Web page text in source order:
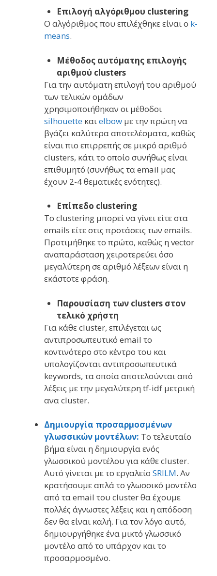
Επιλογή αλγόριθμου clustering
Ο αλγόριθμος που επιλέχθηκε είναι ο k-
means.
Μέθοδος αυτόματης επιλογής
αριθμού clusters
Για την αυτόματη επιλογή του αριθμού
των τελικών ομάδων
χρησιμοποιήθηκαν οι μέθοδοι
silhouette καιelbow με την πρώτη να
βγάζει καλύτερα αποτελέσματα, καθώς
είναι πιο επιρρεπής σε μικρό αριθμό
clusters, κάτι το οποίο συνήθως είναι
επιθυμητό (συνήθως τα email μας
έχουν 2-4 θεματικές ενότητες).
Επίπεδο clustering
Το clustering μπορεί να γίνει είτε στα
emails είτε στις προτάσεις των emails.
Προτιμήθηκε το πρώτο, καθώς η vector
αναπαράσταση χειροτερεύει όσο
μεγαλύτερη σε αριθμό λέξεων είναι η
εκάστοτε φράση.
Παρουσίαση των clusters στον
τελικό χρήστη
Για κάθε cluster, επιλέγεται ως
αντιπροσωπευτικό email το
κοντινότερο στο κέντρο του και
υπολογίζονται αντιπροσωπευτικά
keywords, τα οποία αποτελούνται από
λέξεις με την μεγαλύτερη tf-idf μετρική
ανα cluster.
Δημιουργία προσαρμοσμένων
γλωσσικών μοντέλων: Το τελευταίο
βήμα είναι η δημιουργία ενός
γλωσσικού μοντέλου για κάθε cluster.
Αυτό γίνεται με το εργαλείο SRILM. Αν
κρατήσουμε απλά το γλωσσικό μοντέλο
από τα email του cluster θα έχουμε
πολλές άγνωστες λέξεις και η απόδοση
δεν θα είναι καλή. Για τον λόγο αυτό,
δημιουργήθηκε ένα μικτό γλωσσικό
μοντέλο από το υπάρχον και το
προσαρμοσμένο.